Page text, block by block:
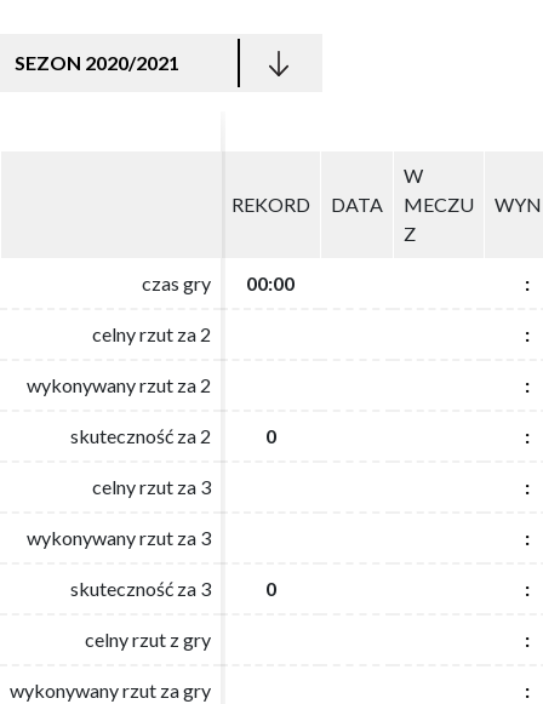
SEZON 2020/2021
REKORD DATA
W
MECZU
Z
czas gry 00:00 :
celny rzut za 2 :
wykonywany rzut za 2 :
skuteczność za 2 0 :
celny rzut za 3 :
wykonywany rzut za 3 :
skuteczność za 3 0 :
celny rzut z gry :
wykonywany rzut za gry :
REKORD DATA
W
MECZU
Z
czas gry 00:00 :
celny rzut za 2 :
wykonywany rzut za 2 :
skuteczność za 2 0 :
celny rzut za 3 :
wykonywany rzut za 3 :
skuteczność za 3 0 :
celny rzut z gry :
wykonywany rzut za gry :